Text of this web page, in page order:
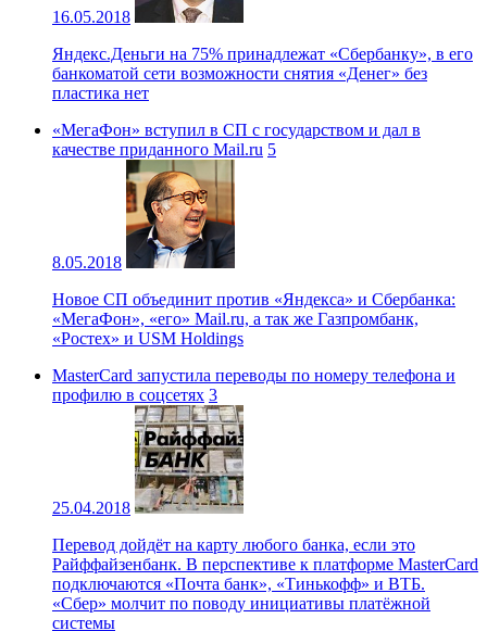
16.05.2018
Яндекс.Деньги на 75% принадлежат «Сбербанку», в его
банкоматой сети возможности снятия «Денег» без
пластика нет
«МегаФон» вступил в СП с государством и дал в
качестве приданного Mail.ru 5
8.05.2018
Новое СП объединит против «Яндекса» и Сбербанка:
«МегаФон», «его» Mail.ru, а так же Газпромбанк,
«Ростех» и USM Holdings
MasterCard запустила переводы по номеру телефона и
профилю в соцсетях 3
25.04.2018
Перевод дойдёт на карту любого банка, если это
Райффайзенбанк. В перспективе к платформе MasterCard
подключаются «Почта банк», «Тинькофф» и ВТБ.
«Сбер» молчит по поводу инициативы платёжной
системы